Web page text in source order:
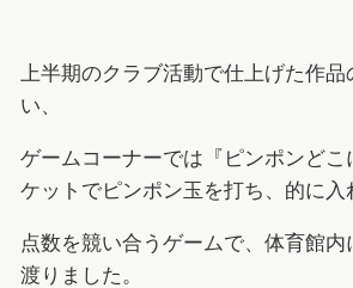
上半期のクラブ活動で仕上げた作
い、
ゲームコーナーでは『ピンポンどこ
ケットでピンポン玉を打ち、的に入
点数を競い合うゲームで、体育館内
渡りました。